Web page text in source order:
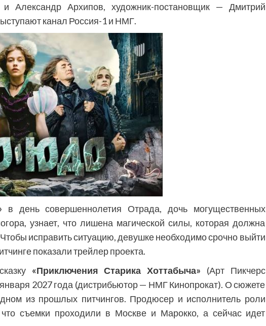
Александр Архипов, художник-постановщик — Дмитрий
канал Россия-1 и НМГ.
в день совершеннолетия Отрада, дочь могущественных
узнает, что лишена магической силы, которая должна
исправить ситуацию, девушке необходимо срочно выйти
показали трейлер проекта.
«Приключения Старика Хоттабыча» (Арт Пикчерс
2027 года (дистрибьютор — НМГ Кинопрокат). О сюжете
из прошлых питчингов. Продюсер и исполнитель роли
съемки проходили в Москве и Марокко, а сейчас идет